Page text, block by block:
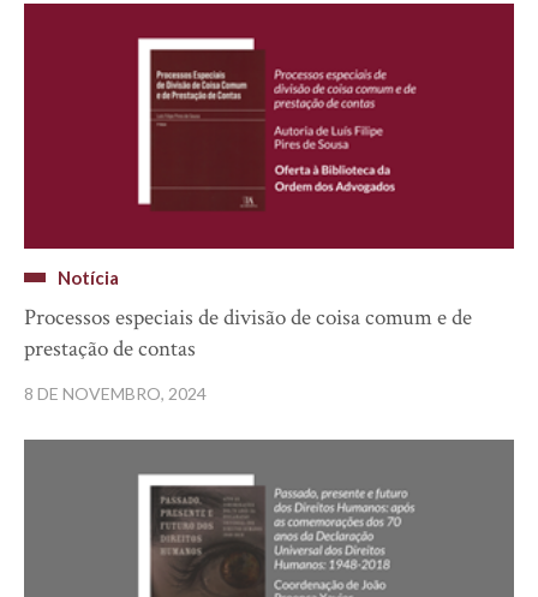
Notícia
Processos especiais de divisão de coisa comum e de
prestação de contas
8 DE NOVEMBRO, 2024